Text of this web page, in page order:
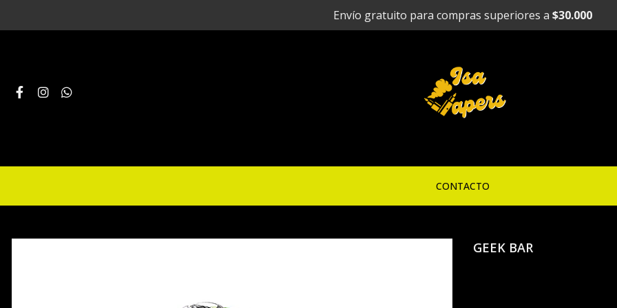
Envío gratuito para compras superiores a $30.000
CONTACTO
GEEK BAR